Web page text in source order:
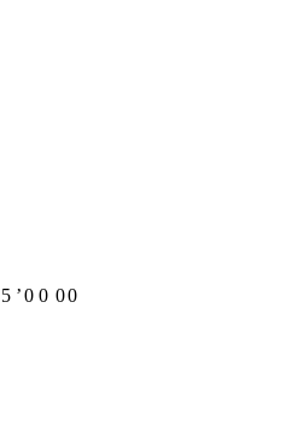
5 ʼ0 0 00